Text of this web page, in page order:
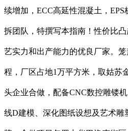
续增加，ECC高延性混凝土，
拆团队，特撰写本指南！性价比
艺实力和出产能力的优良厂家。
程，厂区占地1万平方米，取姑苏
头企业合做，配备CNC数控雕镂
线D建模、深化图纸设想及艺术雕